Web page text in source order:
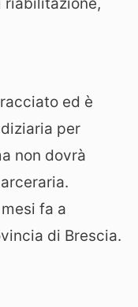
ed è
per
non dovrà
fa a
di Brescia.